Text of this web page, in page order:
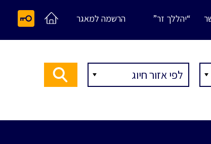
“יהללך זר” הרשמה למאגר